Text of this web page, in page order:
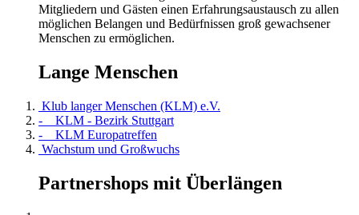
Mitgliedern und Gästen einen Erfahrungsaustausch zu allen
möglichen Belangen und Bedürfnissen groß gewachsener
Menschen zu ermöglichen.
Lange Menschen
Klub langer Menschen (KLM) e.V.
- KLM - Bezirk Stuttgart
- KLM Europatreffen
Wachstum und Großwuchs
Partnershops mit Überlängen